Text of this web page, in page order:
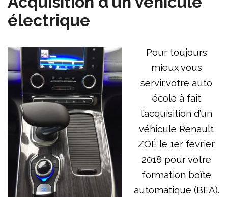
électrique
Pour toujours
mieux vous
servir,votre auto
école à fait
l’acquisition d’un
véhicule Renault
ZOÉ le 1er fevrier
2018 pour votre
formation boîte
automatique (BEA).